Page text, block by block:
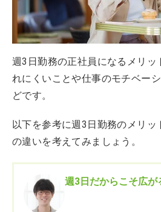
週3日勤務の正社員になるメリッ
れにくいことや仕事のモチベー
どです。
以下を参考に週3日勤務のメリッ
の違いを考えてみましょう。
週3日だからこそ広が